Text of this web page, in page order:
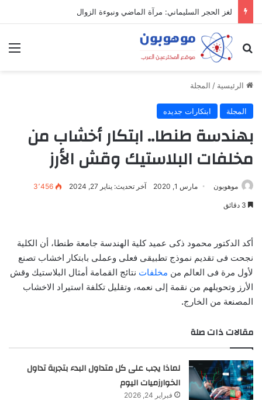
بحث عن
الرئيسية / المجلة
المجلة ابتكارات جديده
بهندسة طنطا.. ابتكار أخشاب من
مخلفات البلاستيك وقش الأرز
موهوبون مارس 1, 2020 آخر تحديث: يناير 27, 2024 3٬456
أكد الدكتور محمود ذكى عميد كلية الهندسة جامعة طنطا، أن الكلية
نجحت فى تقديم نموذج تطبيقى فعلى وعملى بابتكار اخشاب تصنع
لأول مرة فى العالم من مخلفات نتائج القمامة أمثال البلاستيك وقش
الأرز وتحويلهم من نقمة إلى نعمه، وتقليل تكلفة استيراد الاخشاب
المصنعة من الخارج.
مقالات ذات صلة
لماذا يجب على كل متداول البدء بتجربة تداول
الخوارزميات اليوم
فبراير 24, 2026